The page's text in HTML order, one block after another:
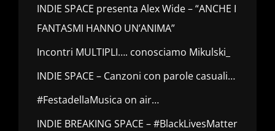
INDIE SPACE presenta Alex Wide – “ANCHE I
FANTASMI HANNO UN’ANIMA”
Incontri MULTIPLI…. conosciamo Mikulski_
INDIE SPACE – Canzoni con parole casuali…
#FestadellaMusica on air…
INDIE BREAKING SPACE – #BlackLivesMatter